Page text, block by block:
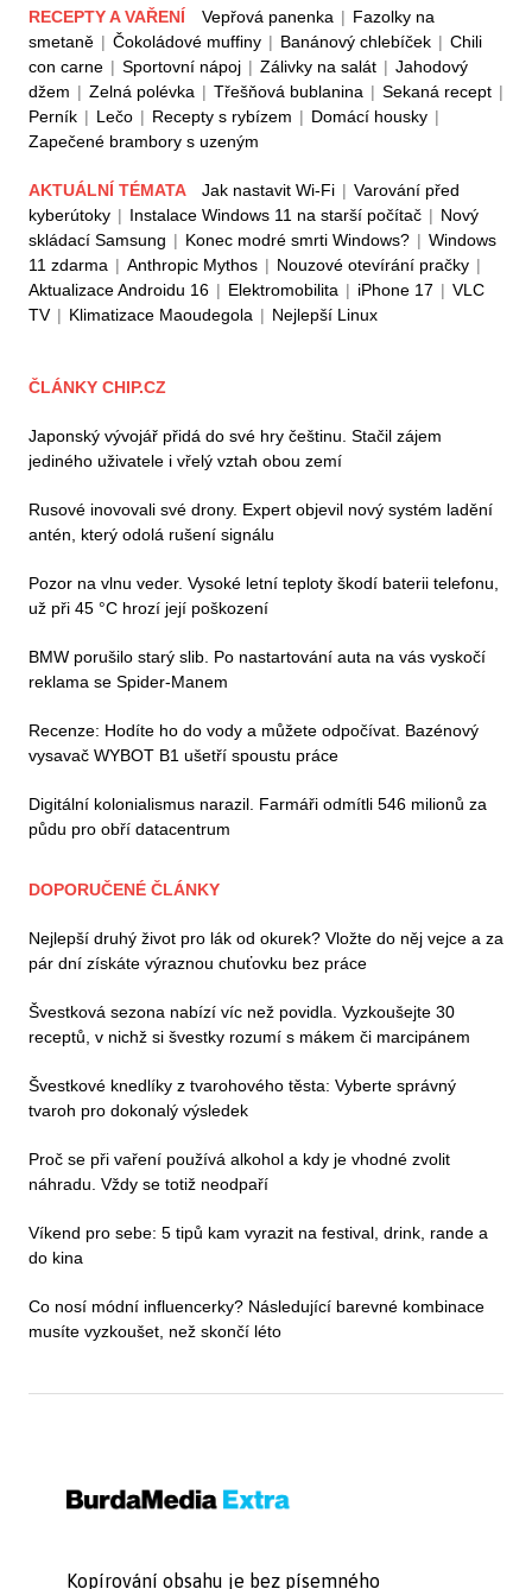
RECEPTY A VAŘENÍ Vepřová panenka | Fazolky na
smetaně | Čokoládové muffiny | Banánový chlebíček | Chili
con carne | Sportovní nápoj | Zálivky na salát | Jahodový
džem | Zelná polévka | Třešňová bublanina | Sekaná recept |
Perník | Lečo | Recepty s rybízem | Domácí housky |
Zapečené brambory s uzeným
AKTUÁLNÍ TÉMATA Jak nastavit Wi-Fi | Varování před
kyberútoky | Instalace Windows 11 na starší počítač | Nový
skládací Samsung | Konec modré smrti Windows? | Windows
11 zdarma | Anthropic Mythos | Nouzové otevírání pračky |
Aktualizace Androidu 16 | Elektromobilita | iPhone 17 | VLC
TV | Klimatizace Maoudegola | Nejlepší Linux
ČLÁNKY CHIP.CZ
Japonský vývojář přidá do své hry češtinu. Stačil zájem
jediného uživatele i vřelý vztah obou zemí
Rusové inovovali své drony. Expert objevil nový systém ladění
antén, který odolá rušení signálu
Pozor na vlnu veder. Vysoké letní teploty škodí baterii telefonu,
už při 45 °C hrozí její poškození
BMW porušilo starý slib. Po nastartování auta na vás vyskočí
reklama se Spider-Manem
Recenze: Hodíte ho do vody a můžete odpočívat. Bazénový
vysavač WYBOT B1 ušetří spoustu práce
Digitální kolonialismus narazil. Farmáři odmítli 546 milionů za
půdu pro obří datacentrum
DOPORUČENÉ ČLÁNKY
Nejlepší druhý život pro lák od okurek? Vložte do něj vejce a za
pár dní získáte výraznou chuťovku bez práce
Švestková sezona nabízí víc než povidla. Vyzkoušejte 30
receptů, v nichž si švestky rozumí s mákem či marcipánem
Švestkové knedlíky z tvarohového těsta: Vyberte správný
tvaroh pro dokonalý výsledek
Proč se při vaření používá alkohol a kdy je vhodné zvolit
náhradu. Vždy se totiž neodpaří
Víkend pro sebe: 5 tipů kam vyrazit na festival, drink, rande a
do kina
Co nosí módní influencerky? Následující barevné kombinace
musíte vyzkoušet, než skončí léto
Kopírování obsahu je bez písemného